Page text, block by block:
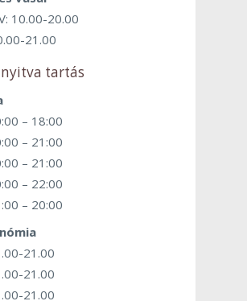
10.00-20.00
21.00
tartás
– 18:00
– 21:00
– 21:00
– 22:00
– 20:00
21.00
21.00
21.00